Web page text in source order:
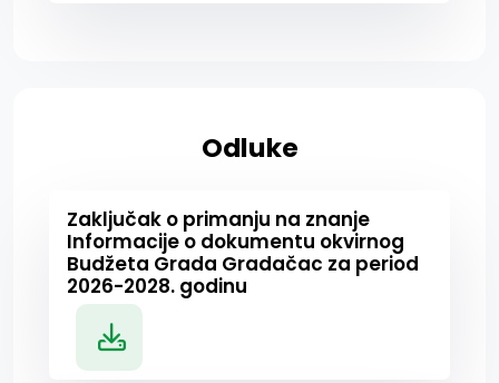
Odluke
Zaključak o primanju na znanje
Informacije o dokumentu okvirnog
Budžeta Grada Gradačac za period
2026-2028. godinu